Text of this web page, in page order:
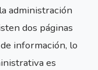
administración
dos páginas
información, lo
es